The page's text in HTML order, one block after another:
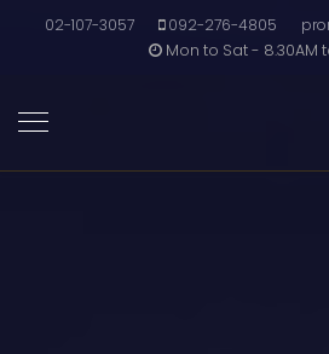
02-107-3057 092-276-4805
Mon to Sat - 8.30AM